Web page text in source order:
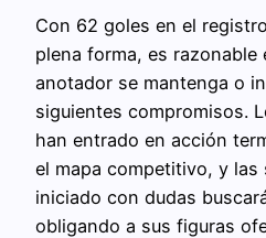
Con 62 goles en el
plena forma, es razonable
anotador se mantenga o
siguientes compromisos.
han entrado en acción
el mapa competitivo, y las
iniciado con dudas
obligando a sus figuras